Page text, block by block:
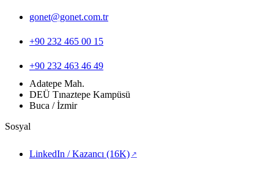
gonet@gonet.com.tr
+90 232 465 00 15
+90 232 463 46 49
Adatepe Mah.
DEÜ Tınaztepe Kampüsü
Buca / İzmir
Sosyal
LinkedIn / Kazancı (16K)
(yeni sekmede açılır)